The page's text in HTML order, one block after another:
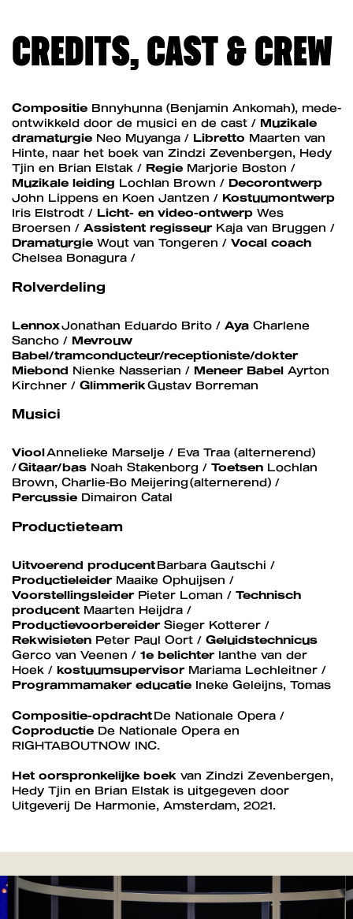
CREDITS, CAST & CREW
Compositie Bnnyhunna (Benjamin Ankomah), mede-
ontwikkeld door de musici en de cast / Muzikale
dramaturgie Neo Muyanga / Libretto Maarten van
Hinte, naar het boek van Zindzi Zevenbergen, Hedy
Tjin en Brian Elstak / Regie Marjorie Boston /
Muzikale leiding Lochlan Brown / Decorontwerp
John Lippens en Koen Jantzen / Kostuumontwerp
Iris Elstrodt / Licht- en video-ontwerp Wes
Broersen / Assistent regisseurKaja van Bruggen /
Dramaturgie Wout van Tongeren / Vocal coach
Chelsea Bonagura /
Rolverdeling
LennoxJonathan Eduardo Brito / Aya Charlene
Sancho / Mevrouw
Babel/tramconducteur/receptioniste/dokter
Miebond Nienke Nasserian / Meneer Babel Ayrton
Kirchner / GlimmerikGustav Borreman
Musici
VioolAnnelieke Marselje / Eva Traa (alternerend)
/Gitaar/bas Noah Stakenborg / Toetsen Lochlan
Brown, Charlie-Bo Meijering (alternerend) /
Percussie Dimairon Catal
Productieteam
Uitvoerend producentBarbara Gautschi /
ProductieleiderMaaike Ophuijsen /
VoorstellingsleiderPieter Loman / Technisch
producent Maarten Heijdra /
ProductievoorbereiderSieger Kotterer /
Rekwisieten Peter Paul Oort / Geluidstechnicus
Gerco van Veenen / 1e belichterIanthe van der
Hoek / kostuumsupervisorMariama Lechleitner /
Programmamaker educatie Ineke Geleijns, Tomas
Compositie-opdrachtDe Nationale Opera /
Coproductie De Nationale Opera en
RIGHTABOUTNOW INC.
Het oorspronkelijke boek van Zindzi Zevenbergen,
Hedy Tjin en Brian Elstak is uitgegeven door
Uitgeverij De Harmonie, Amsterdam, 2021.
Overslaan